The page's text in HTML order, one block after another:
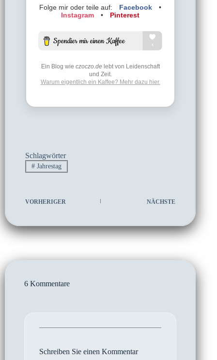
Folge mir oder teile auf: Facebook
•
Instagram
• Pinterest
Ein Blog wie czoczo.delebt von Leidenschaft
und Zeit.
Warum eigentlich ein Kaffee? Mehr dazu hier.
Schlagwörter
#Jahrestag
VORHERIGER NÄCHSTE
6 Kommentare
Schreiben Sie einen Kommentar